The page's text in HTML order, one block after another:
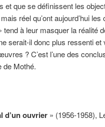
et que se définissent les
réel qu’ont aujourd’hui
tend à leur masquer la réalité
serait-il donc plus ressenti et
? C’est l’une des
de Mothé.
d’un ouvrier» (1956-1958),